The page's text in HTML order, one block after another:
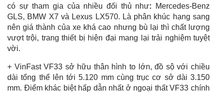
có sự tham gia của nhiều đối thủ như:
Mercedes-Benz
GLS, BMW X7 và Lexus LX570. Là phân khúc hạng sang
nên giá thành của xe khá cao nhưng bù lại thì chất lượng
vượt trội, trang thiết bị hiện đại mang lại trải nghiệm tuyệt
vời.
+ VinFast VF33 sở hữu thân hình to lớn, đồ sộ với chiều
dài tổng thể lên tới 5.120 mm cùng trục cơ sở dài 3.150
mm. Điểm khác biệt hấp dẫn nhất ở ngoại thất VF33 chính